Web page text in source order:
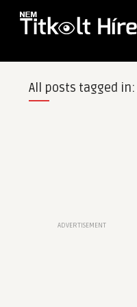
All posts tagged in:
ADVERTISEMENT